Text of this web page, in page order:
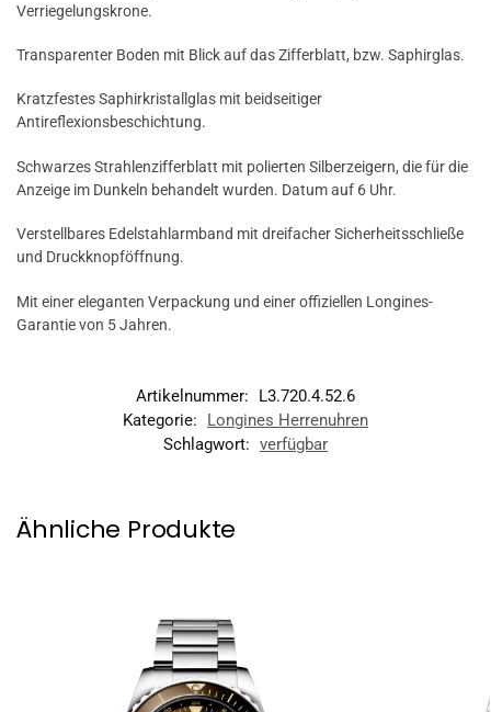
Verriegelungskrone.
Transparenter Boden mit Blick auf das Zifferblatt, bzw. Saphirglas.
Kratzfestes Saphirkristallglas mit beidseitiger
Antireflexionsbeschichtung.
Schwarzes Strahlenzifferblatt mit polierten Silberzeigern, die für die
Anzeige im Dunkeln behandelt wurden. Datum auf 6 Uhr.
Verstellbares Edelstahlarmband mit dreifacher Sicherheitsschließe
und Druckknopföffnung.
Mit einer eleganten Verpackung und einer offiziellen Longines-
Garantie von 5 Jahren.
Artikelnummer:
L3.720.4.52.6
Kategorie:
Longines Herrenuhren
Schlagwort: verfügbar
Ähnliche Produkte